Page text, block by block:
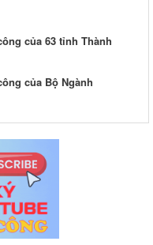
của 63 tỉnh Thành
của Bộ Ngành